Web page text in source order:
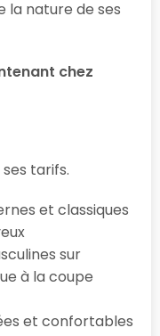
la nature de ses
chez
tarifs.
et classiques
sur
à la coupe
et confortables